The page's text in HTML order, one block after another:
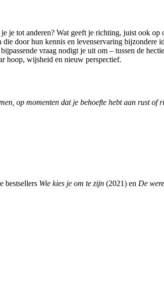
je tot anderen? Wat geeft je richting, juist ook
door hun kennis en levenservaring
vraag nodigt je uit om – tussen de
hoop, wijsheid en nieuw perspectief.
op momenten dat je behoefte hebt aan rust of
bestsellers Wie kies je om te zijn (2021) en De